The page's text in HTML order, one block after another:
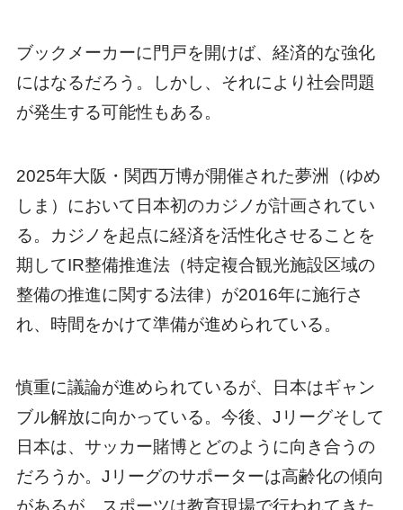
ブックメーカーに門戸を開けば、経済的な強化
にはなるだろう。しかし、それにより社会問題
が発生する可能性もある。
2025年大阪・関西万博が開催された夢洲（ゆめ
しま）において日本初のカジノが計画されてい
る。カジノを起点に経済を活性化させることを
期してIR整備推進法（特定複合観光施設区域の
整備の推進に関する法律）が2016年に施行さ
れ、時間をかけて準備が進められている。
慎重に議論が進められているが、日本はギャン
ブル解放に向かっている。今後、Jリーグそして
日本は、サッカー賭博とどのように向き合うの
だろうか。Jリーグのサポーターは高齢化の傾向
があるが、スポーツは教育現場で行われてきた